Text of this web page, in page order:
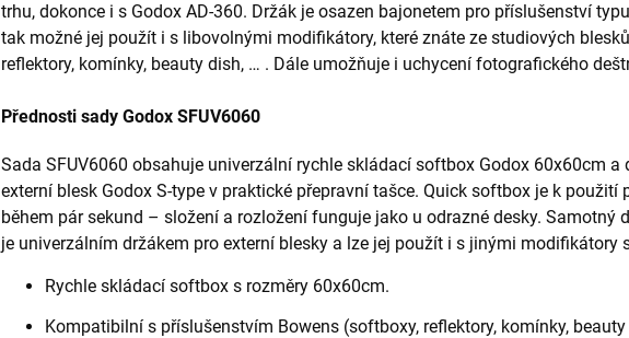
trhu, dokonce i s Godox AD-360. Držák je osazen bajonetem pro příslušenství
tak možné jej použít i s libovolnými modifikátory, které znáte ze studiových
reflektory, komínky, beauty dish, … . Dále umožňuje i uchycení fotografického
Přednosti sady Godox SFUV6060
Sada SFUV6060 obsahuje univerzální rychle skládací softbox Godox 60x60cm a
externí blesk Godox S-type v praktické přepravní tašce. Quick softbox je k použití
během pár sekund – složení a rozložení funguje jako u odrazné desky. Samotný
je univerzálním držákem pro externí blesky a lze jej použít i s jinými modifikátory
Rychle skládací softbox s rozměry 60x60cm.
Kompatibilní s příslušenstvím Bowens (softboxy, reflektory, komínky,